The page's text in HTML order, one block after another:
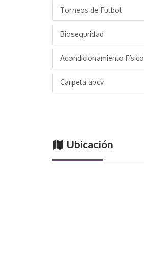
Torneos de Futbol
Bioseguridad
Acondicionamiento Físico
Carpeta abcv
Ubicación